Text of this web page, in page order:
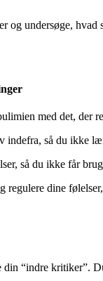
og undersøge,
med det, der
så du ikke
så du ikke får
dine
“indre kritiker”.